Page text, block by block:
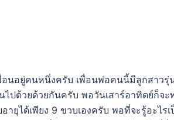
อนอยู่คนหนึ่งครับ เพื่อนพ่อคนนี้มีลูกสาวรุ่
ปด้วยด้วยกันครับ พอวันเสาร์อาทิตย์ก็จ
ได้เพียง 9 ขวบเองครับ พอที่จะรู้อะไร